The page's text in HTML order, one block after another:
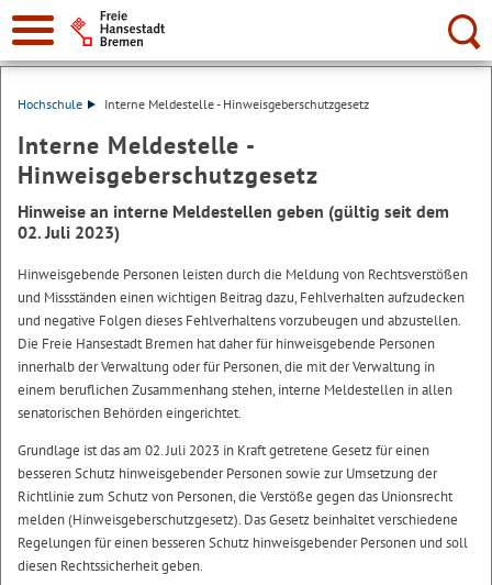
Suche:
Hochschule Interne Meldestelle - Hinweisgeberschutzgesetz
Interne Meldestelle -
Hinweisgeberschutzgesetz
Hinweise an interne Meldestellen geben (gültig seit dem
02. Juli 2023)
Hinweisgebende Personen leisten durch die Meldung von Rechtsverstößen
und Missständen einen wichtigen Beitrag dazu, Fehlverhalten aufzudecken
und negative Folgen dieses Fehlverhaltens vorzubeugen und abzustellen.
Die Freie Hansestadt Bremen hat daher für hinweisgebende Personen
innerhalb der Verwaltung oder für Personen, die mit der Verwaltung in
einem beruflichen Zusammenhang stehen, interne Meldestellen in allen
senatorischen Behörden eingerichtet.
Grundlage ist das am 02. Juli 2023 in Kraft getretene Gesetz für einen
besseren Schutz hinweisgebender Personen sowie zur Umsetzung der
Richtlinie zum Schutz von Personen, die Verstöße gegen das Unionsrecht
melden (Hinweisgeberschutzgesetz). Das Gesetz beinhaltet verschiedene
Regelungen für einen besseren Schutz hinweisgebender Personen und soll
diesen Rechtssicherheit geben.